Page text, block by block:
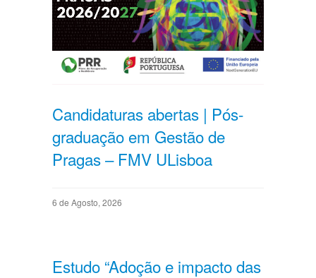
Candidaturas abertas | Pós-
graduação em Gestão de
Pragas – FMV ULisboa
6 de Agosto, 2026
Estudo “Adoção e impacto das